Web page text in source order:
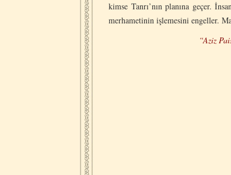
kimse Tanrı’nın planına geçer.
merhametinin işlemesini engeller.
“Aziz